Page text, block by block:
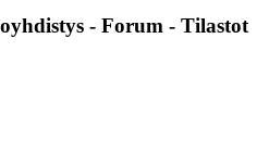
- Forum - Tilastot